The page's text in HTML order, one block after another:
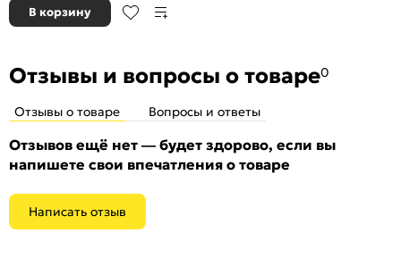
В корзину
Отзывы и вопросы о товаре0
Отзывы о товаре Вопросы и ответы
Отзывов ещё нет — будет здорово, если вы
напишете свои впечатления о товаре
Написать отзыв